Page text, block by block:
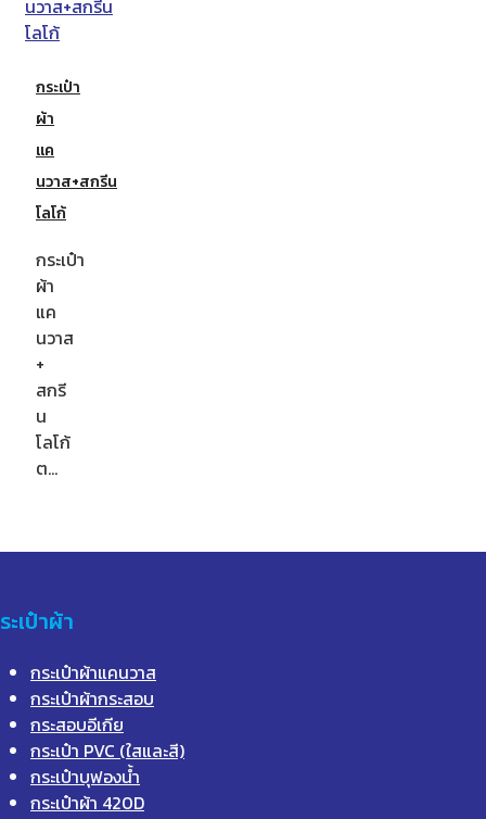
กระเป๋า
ผ้า
แค
นวาส+สกรีน
โลโก้
กระเป๋า
ผ้า
แค
นวาส
+
สกรี
น
โลโก้
ต…
ะเป๋าผ้า
กระเป๋าผ้าแคนวาส
กระเป๋าผ้ากระสอบ
กระสอบอีเกีย
กระเป๋า PVC (ใสและสี)
กระเป๋าบุฟองน้ำ
กระเป๋าผ้า 420D